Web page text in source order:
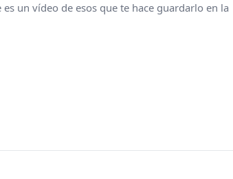
un vídeo de esos que te hace guardarlo en la